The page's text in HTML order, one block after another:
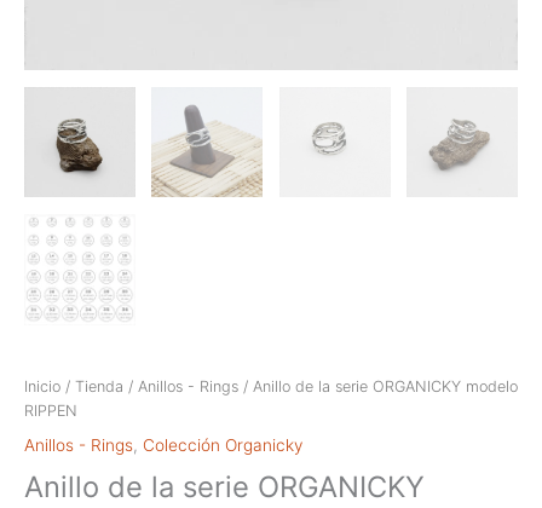
Inicio / Tienda / Anillos - Rings / Anillo de la serie ORGANICKY modelo
RIPPEN
Anillos - Rings, Colección Organicky
Anillo de la serie ORGANICKY